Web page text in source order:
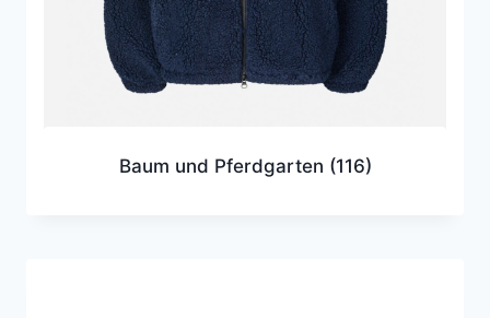
Baum und Pferdgarten (116)